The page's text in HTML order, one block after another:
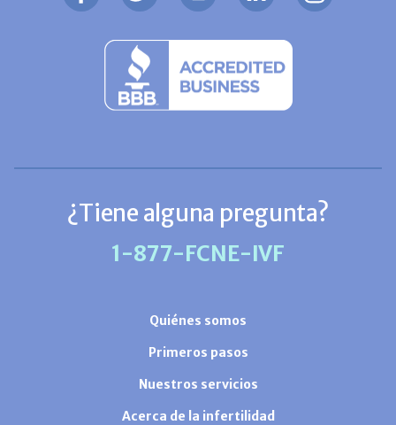
¿Tiene alguna pregunta?
1-877-FCNE-IVF
Quiénes somos
Primeros pasos
Nuestros servicios
Acerca de la infertilidad